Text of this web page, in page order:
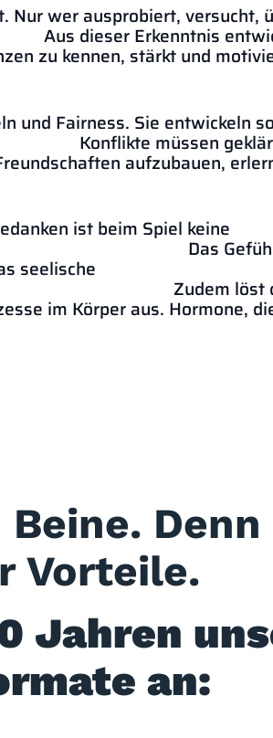
Nur wer ausprobiert, versucht,
entwickelt
zu kennen, stärkt und
und Fairness. Sie entwickeln
müssen geklärt
aufzubauen,
ist beim Spiel keine
in
seelische
löst
im Körper aus. Hormone,
Denn
Vorteile.
Jahren
an: